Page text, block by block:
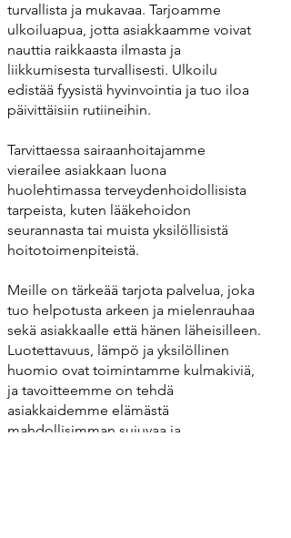
turvallista ja mukavaa. Tarjoamme
ulkoiluapua, jotta asiakkaamme voivat
nauttia raikkaasta ilmasta ja
liikkumisesta turvallisesti. Ulkoilu
edistää fyysistä hyvinvointia ja tuo iloa
päivittäisiin rutiineihin.
Tarvittaessa sairaanhoitajamme
vierailee asiakkaan luona
huolehtimassa terveydenhoidollisista
tarpeista, kuten lääkehoidon
seurannasta tai muista yksilöllisistä
hoitotoimenpiteistä.
Meille on tärkeää tarjota palvelua, joka
tuo helpotusta arkeen ja mielenrauhaa
sekä asiakkaalle että hänen läheisilleen.
Luotettavuus, lämpö ja yksilöllinen
huomio ovat toimintamme kulmakiviä,
ja tavoitteemme on tehdä
asiakkaidemme elämästä
mahdollisimman sujuvaa ja